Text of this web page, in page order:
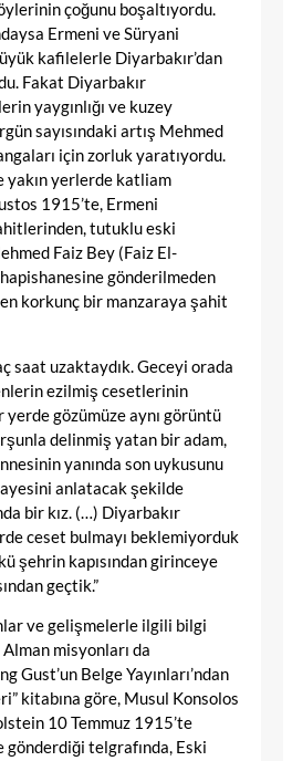
çoğunu boşaltıyordu.
Ermeni ve Süryani
kafilelerle Diyarbakır’dan
Fakat Diyarbakır
yaygınlığı ve kuzey
sayısındaki artış Mehmed
için zorluk yaratıyordu.
yakın yerlerde katliam
1915’te, Ermeni
tutuklu eski
Faiz Bey (Faiz El-
gönderilmeden
korkunç bir manzaraya şahit
saat uzaktaydık. Geceyi orada
ezilmiş cesetlerinin
yerde gözümüze aynı görüntü
delinmiş yatan bir adam,
yanında son uykusunu
anlatacak şekilde
bir kız. (…) Diyarbakır
ceset bulmayı beklemiyorduk
şehrin kapısından girinceye
geçtik.”
ve gelişmelerle ilgili bilgi
misyonları da
Gust’un Belge Yayınları’ndan
kitabına göre, Musul Konsolos
10 Temmuz 1915’te
gönderdiği telgrafında, Eski